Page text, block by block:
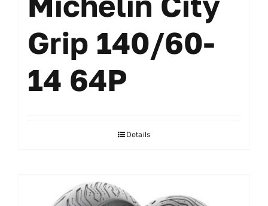
Grip 140/60-
14 64P
Details